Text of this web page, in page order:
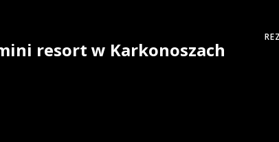
resort w Karkonoszach